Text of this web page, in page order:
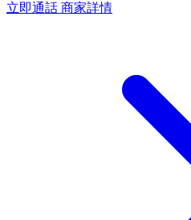
立即通話 商家詳情